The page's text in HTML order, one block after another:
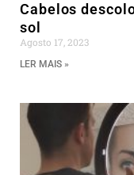
Cabelos
sol
Agosto 17, 2023
LER MAIS »